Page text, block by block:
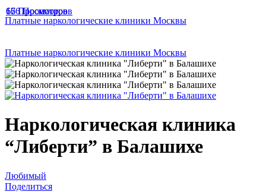
Платные наркологические клиники Москвы
Платные наркологические клиники Москвы
Наркологическая клиника
“Либерти” в Балашихе
Любимый
Поделиться
166 Просмотров
67 Просмотров
65 Просмотров